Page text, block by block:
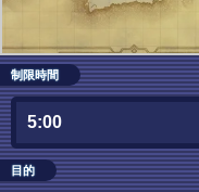
制限時間
5:00
目的